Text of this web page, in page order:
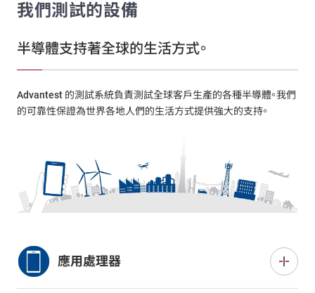
我們測試的設備
半導體支持著全球的生活方式。
Advantest 的測試系統負責測試全球客戶生產的各種半導體。我們
的可靠性保證為世界各地人們的生活方式提供強大的支持。
應用處理器